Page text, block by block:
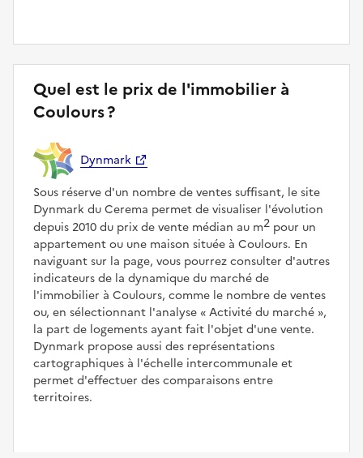
Quel est le prix de l'immobilier à
Coulours ?
Dynmark
Sous réserve d'un nombre de ventes suffisant, le site
Dynmark du Cerema permet de visualiser l'évolution
depuis 2010 du prix de vente médian au m2 pour un
appartement ou une maison située à Coulours. En
naviguant sur la page, vous pourrez consulter d'autres
indicateurs de la dynamique du marché de
l'immobilier à Coulours, comme le nombre de ventes
ou, en sélectionnant l'analyse
Activité du marché ,
la part de logements ayant fait l'objet d'une vente.
Dynmark propose aussi des représentations
cartographiques à l'échelle intercommunale et
permet d'effectuer des comparaisons entre
territoires.